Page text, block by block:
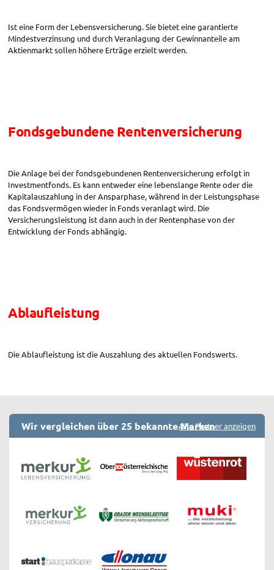
Ist eine Form der Lebensversicherung. Sie bietet eine garantierte
Mindestverzinsung und durch Veranlagung der Gewinnanteile am
Aktienmarkt sollen höhere Erträge erzielt werden.
Fondsgebundene Rentenversicherung
Die Anlage bei der fondsgebundenen Rentenversicherung erfolgt in
Investmentfonds. Es kann entweder eine lebenslange Rente oder die
Kapitalauszahlung in der Ansparphase, während in der Leistungsphase
das Fondsvermögen wieder in Fonds veranlagt wird. Die
Versicherungsleistung ist dann auch in der Rentenphase von der
Entwicklung der Fonds abhängig.
Ablaufleistung
Die Ablaufleistung ist die Auszahlung des aktuellen Fondswerts.
Wir vergleichen über 25 bekannte MarkenAlle Partner anzeigen